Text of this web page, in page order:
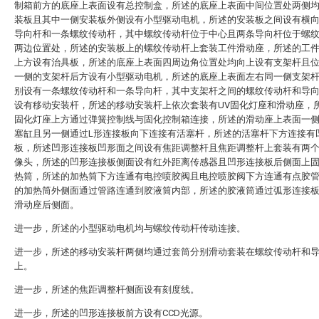
制箱前方的底座上表面设有总控制盒，所述的底座上表面中间位置处两侧
装板且其中一侧安装板外侧设有小型驱动电机，所述的安装板之间设有横
导向杆和一条螺纹传动杆，其中螺纹传动杆位于中心且两条导向杆位于螺
两边位置处，所述的安装板上的螺纹传动杆上套装工件滑动座，所述的工
上方设有治具板，所述的底座上表面四周边角位置处均向上设有支架杆且
一侧的支架杆后方设有小型驱动电机，所述的底座上表面左右同一侧支架
别设有一条螺纹传动杆和一条导向杆，其中支架杆之间的螺纹传动杆和导
设有移动安装杆，所述的移动安装杆上依次套装有UV固化灯座和滑动座，
固化灯座上方通过弹簧控制线与固化控制箱连接，所述的滑动座上表面一
塞缸且另一侧通过L形连接板向下连接有活塞杆，所述的活塞杆下方连接有
板，所述凹形连接板凹形面之间设有焦距调整杆且焦距调整杆上套装有两
像头，所述的凹形连接板侧面设有红外距离传感器且凹形连接板后侧面上
热筒，所述的加热筒下方连通有电控喷胶阀且电控喷胶阀下方连通有点胶
的加热筒外侧面通过管路连通到胶液筒内部，所述的胶液筒通过弧形连接
滑动座后侧面。
进一步，所述的小型驱动电机均与螺纹传动杆传动连接。
进一步，所述的移动安装杆两侧均通过套筒分别滑动套装在螺纹传动杆和
上。
进一步，所述的焦距调整杆侧面设有刻度线。
进一步，所述的凹形连接板前方设有CCD光源。